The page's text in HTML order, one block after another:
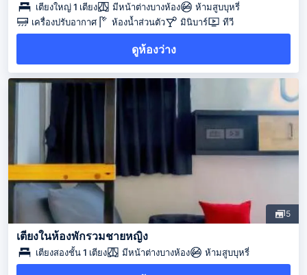
เตียงใหญ่ 1 เตียง มีหน้าต่างบางห้อง
ห้ามสูบบุหรี่
เครื่องปรับอากาศ
ห้องน้ำส่วนตัว มินิบาร์ ทีวี
ดูห้องว่าง
5
เตียงในห้องพักรวมชายหญิง
เตียงสองชั้น 1 เตียง มีหน้าต่างบางห้อง ห้ามสูบบุหรี่